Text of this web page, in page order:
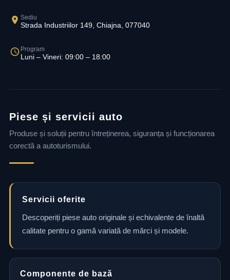
Sediu
Strada Industriilor 149, Chiajna, 077040
Program
Luni – Vineri: 09:00 – 18:00
Piese și servicii auto
Produse și soluții pentru întreținerea, siguranța și funcționarea
corectă a autoturismului.
Servicii oferite
Descoperiți piese auto originale și echivalente de înaltă
calitate pentru o gamă variată de mărci și modele.
Componente de bază